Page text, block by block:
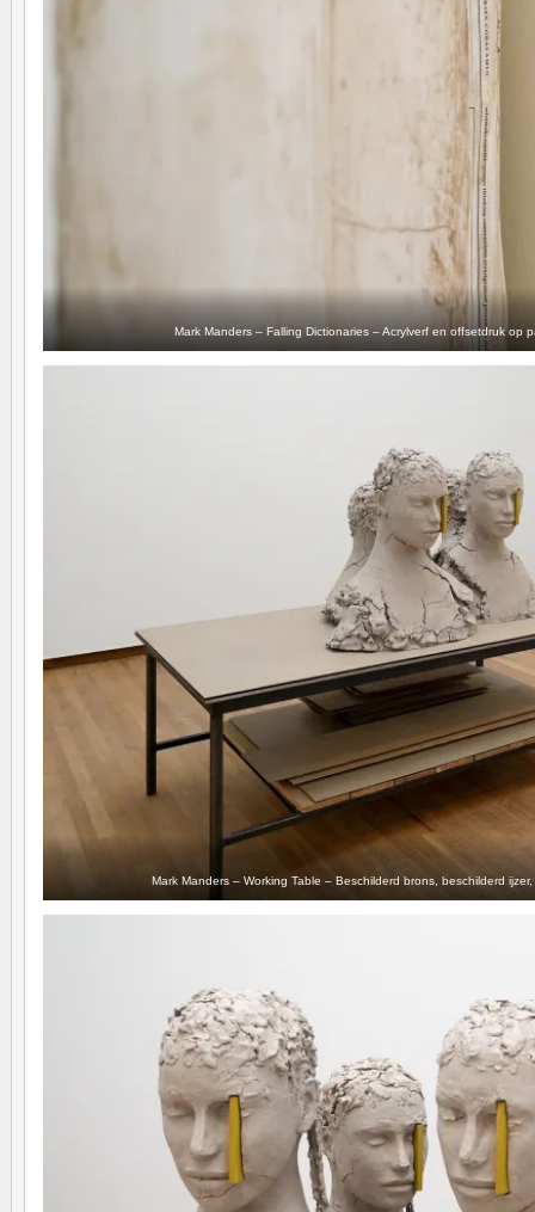
Mark Manders – Falling Dictionaries – Acrylverf en offsetdruk op
Mark Manders – Working Table – Beschilderd brons, beschilderd